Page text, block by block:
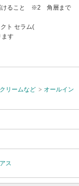
けること ※2 角層まで
ト セラム(
ます
リームなど
オールイン
ス